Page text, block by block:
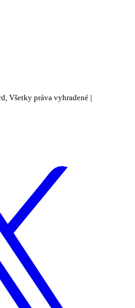
Všetky práva vyhradené |